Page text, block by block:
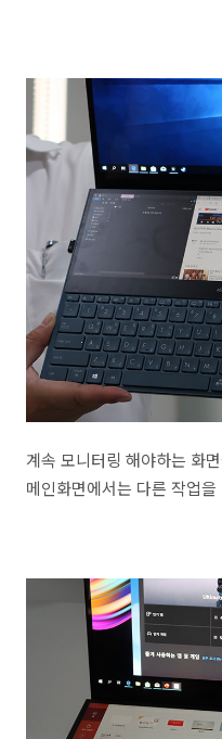
계속 모니터링 해야하는 화
메인화면에서는 다른 작업